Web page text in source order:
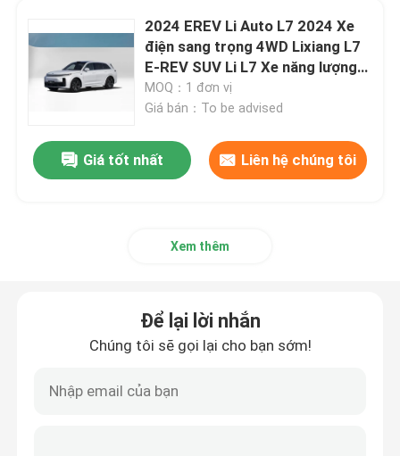
Ô tô điện 4 bánh
Thiết bị cung cấp xe điện
Xe địa hình đã qua sử dụng
2024 EREV Li Auto L7 2024 Xe
điện sang trọng 4WD Lixiang L7
E-REV SUV Li L7 Xe năng lượng
mới
MOQ：1 đơn vị
Giá bán：To be advised
Giá tốt nhất Liên hệ chúng tôi
Xem thêm
Để lại lời nhắn
Chúng tôi sẽ gọi lại cho bạn sớm!